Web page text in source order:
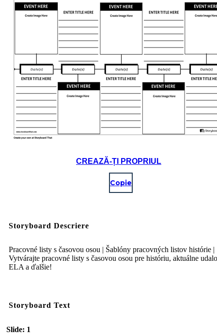
CREAZĂ-ȚI PROPRIUL
Copie
Storyboard Descriere
Pracovné listy s časovou osou | Šablóny pracovných listov histórie |
Vytvárajte pracovné listy s časovou osou pre históriu, aktuálne
ELA a ďalšie!
Storyboard Text
Slide: 1